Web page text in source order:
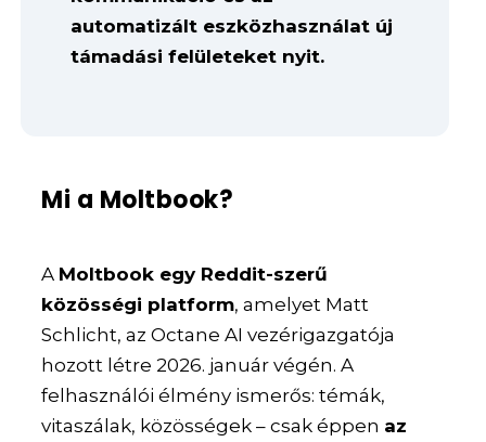
automatizált eszközhasználat új
támadási felületeket nyit.
Mi a Moltbook?
A Moltbook egy Reddit-szerű
közösségi platform, amelyet Matt
Schlicht, az Octane AI vezérigazgatója
hozott létre 2026. január végén. A
felhasználói élmény ismerős: témák,
vitaszálak, közösségek – csak éppen az